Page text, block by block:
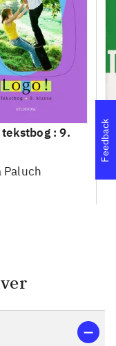
tekstbog : 9.
Paluch
Feedback